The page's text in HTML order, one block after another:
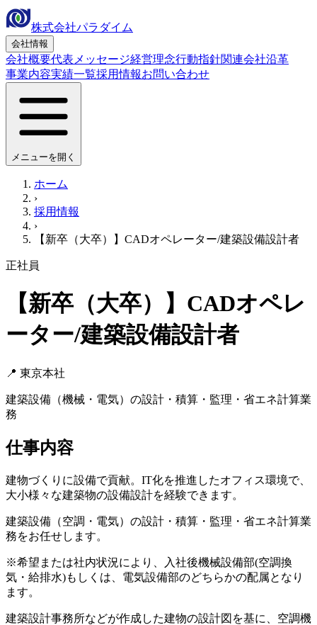
株式会社パラダイム
会社情報
会社概要代表メッセージ経営理念行動指針関連会社沿革
事業内容実績一覧採用情報お問い合わせ
メニューを開く
ホーム
›
採用情報
›
【新卒（大卒）】CADオペレーター/建築設備設計者
正社員
【新卒（大卒）】CADオペレ
ーター/建築設備設計者
📍 東京本社
建築設備（機械・電気）の設計・積算・監理・省エネ計算業
務
仕事内容
建物づくりに設備で貢献。IT化を推進したオフィス環境で、
大小様々な建築物の設備設計を経験できます。
建築設備（空調・電気）の設計・積算・監理・省エネ計算業
務をお任せします。
※希望または社内状況により、入社後機械設備部(空調換
気・給排水)もしくは、電気設備部のどちらかの配属となり
ます。
建築設計事務所などが作成した建物の設計図を基に、空調機